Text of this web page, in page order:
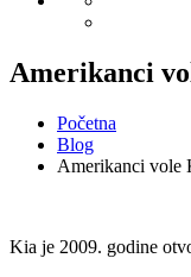
Amerikanci
Početna
Blog
Amerikanci vole
Kia je 2009. godine